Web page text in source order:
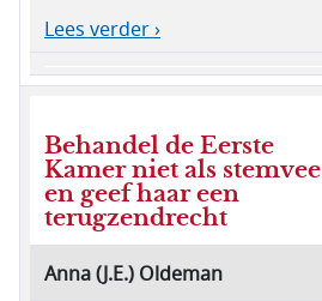
Lees verder ›
Behandel de Eerste
Kamer niet als stemvee
en geef haar een
terugzendrecht
Anna (J.E.) Oldeman